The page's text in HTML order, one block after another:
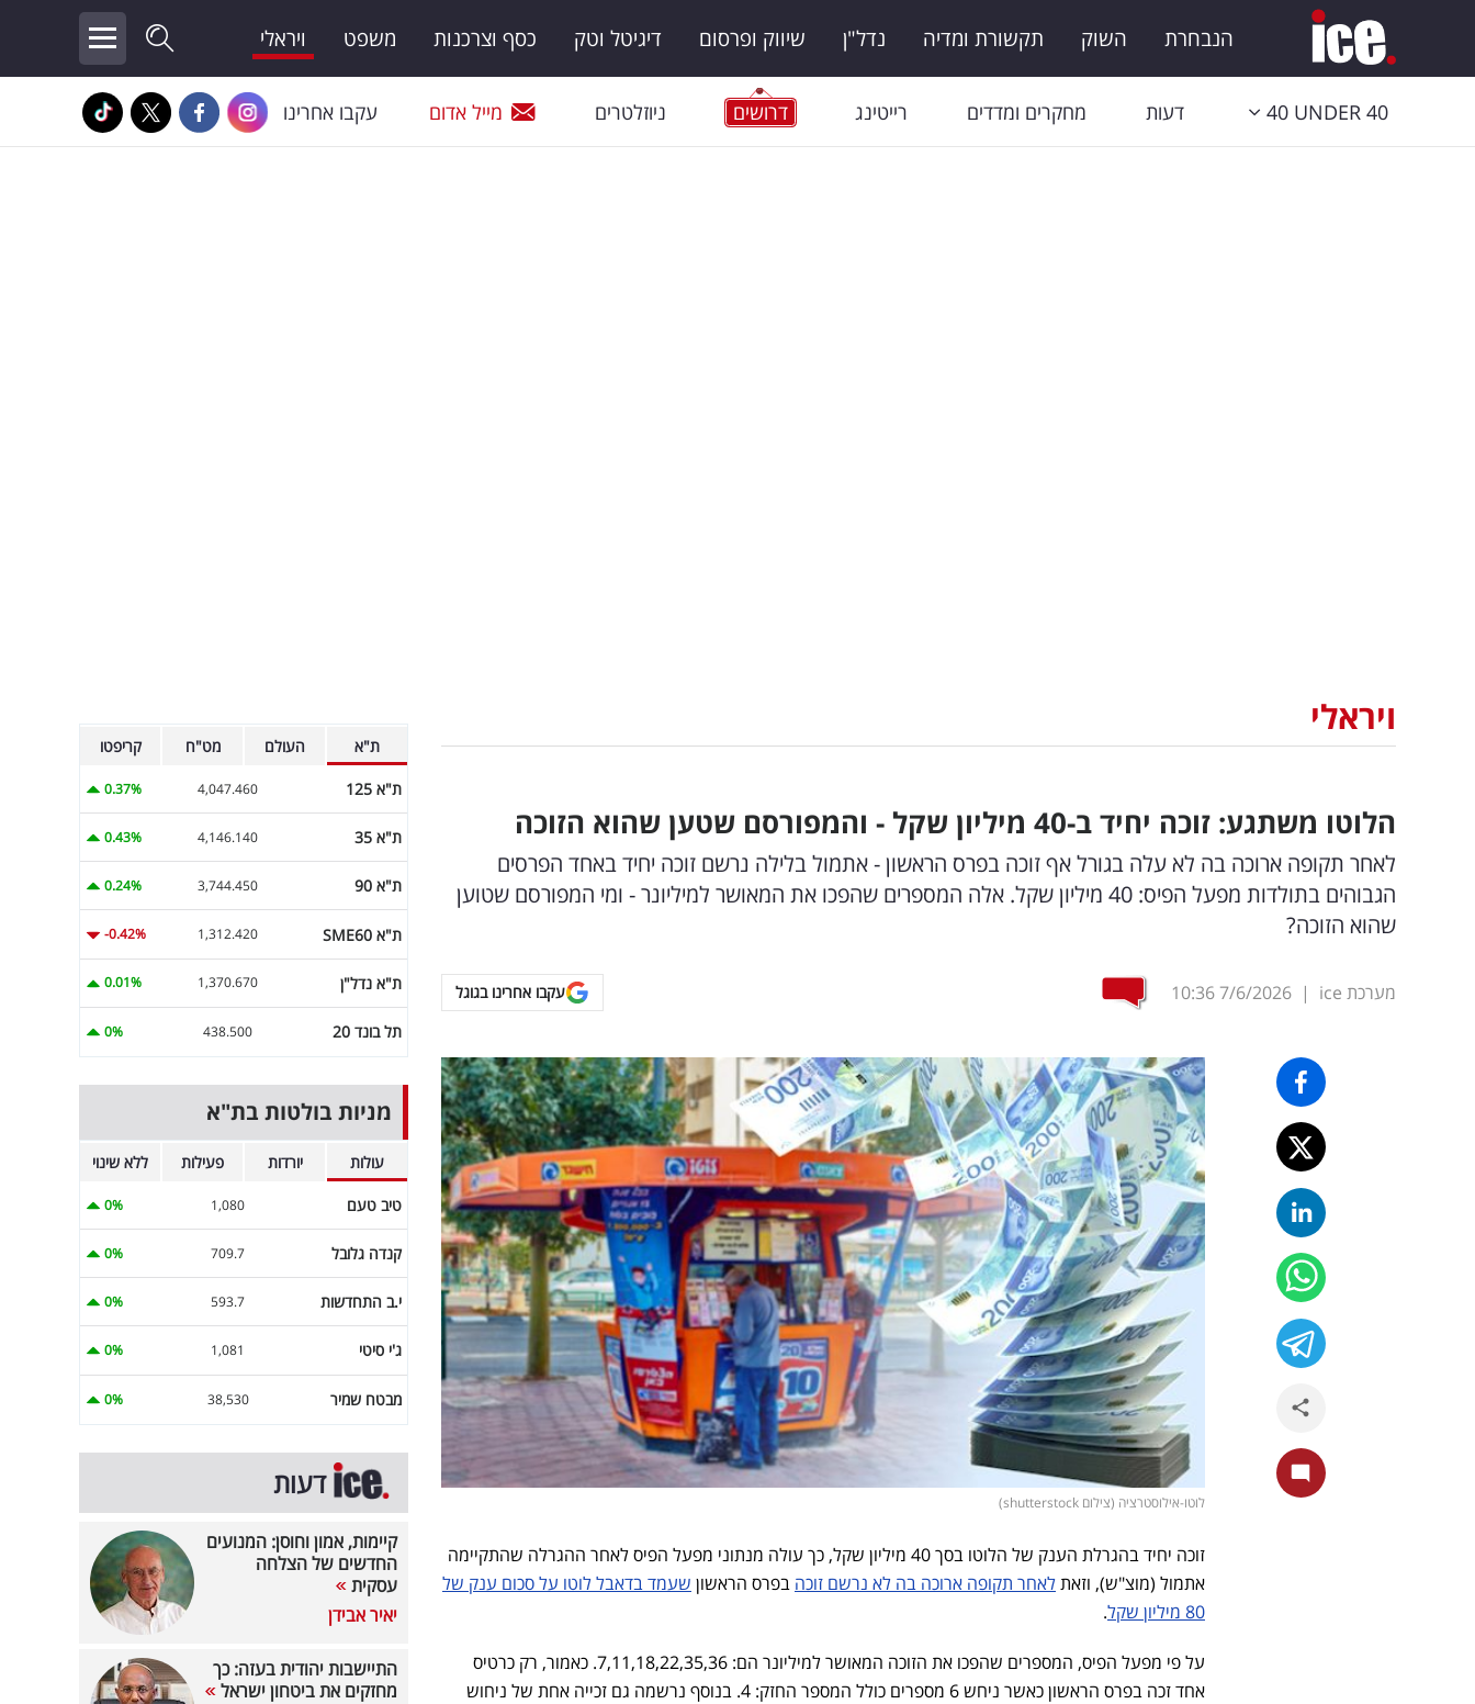
הנבחרת השוק תקשורת ומדיה נדל"ן שיווק ופרסום דיגיטל וטק כסף וצרכנות משפט ויראלי
40 UNDER 40 דעות מחקרים ומדדים רייטינג דרושים ניוזלטרים מייל אדום עקבו אחרינו
ויראלי
הלוטו משתגע: זוכה יחיד ב-40 מיליון שקל - והמפורסם שטען שהוא הזוכה
לאחר תקופה ארוכה בה לא עלה בגורל אף זוכה בפרס הראשון - אתמול בלילה נרשם זוכה יחיד באחד הפרסים
הגבוהים בתולדות מפעל הפיס: 40 מיליון שקל. אלה המספרים שהפכו את המאושר למיליונר - ומי המפורסם שטוען
שהוא הזוכה?
מערכת ice |
7/6/2026
10:36 עקבו אחרינו בגוגל
לוטו-אילוסטרציה (צילום shutterstock)
זוכה יחיד בהגרלת הענק של הלוטו בסך 40 מיליון שקל, כך עולה מנתוני מפעל הפיס לאחר ההגרלה שהתקיימה
אתמול (מוצ"ש), וזאתלאחר תקופה ארוכה בה לא נרשם זוכה בפרס הראשון שעמד בדאבל לוטו על סכום ענק של
80 מיליון שקל
.
על פי מפעל הפיס, המספרים שהפכו את הזוכה המאושר למיליונר הם: 7,11,18,22,35,36. כאמור, רק כרטיס
אחד זכה בפרס הראשון כאשר ניחש 6 מספרים כולל המספר החזק: 4. בנוסף נרשמה גם זכייה אחת של ניחוש
ת"א העולם מט"ח קריפטו
ת"א 125 4,047.460
0.37%
ת"א 35 4,146.140
0.43%
ת"א 90 3,744.450
0.24%
ת"א SME60 1,312.420
-0.42%
ת"א נדל"ן 1,370.670
0.01%
תל בונד 20 438.500
0%
מניות בולטות בת"א
עולות יורדות פעילות ללא שינוי
טיב טעם 1,080
0%
קנדה גלובל 709.7
0%
י.ב התחדשות 593.7
0%
ג'י סיטי 1,081
0%
מבטח שמיר 38,530
0%
דעות
קיימות, אמון וחוסן: המנועים
החדשים של הצלחה
עסקית
יאיר אבידן
התיישבות יהודית בעזה: כך
מחזקים את ביטחון ישראל